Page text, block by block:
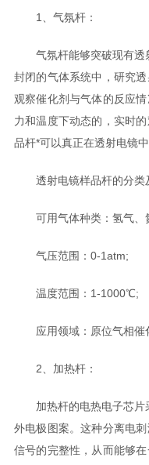
1、气氛杆：
气氛杆能够突破现有透
封闭的气体系统中，研究
观察催化剂与气体的反应
力和温度下动态的，实时
品杆*可以真正在透射电镜
透射电镜样品杆的分类
可用气体种类：氢气、氮
气压范围：0-1atm;
温度范围：1-1000℃;
应用领域：原位气相催
2、加热杆：
加热杆的电热电子芯片
外电极图案。这种分离电
信号的完整性，从而能够